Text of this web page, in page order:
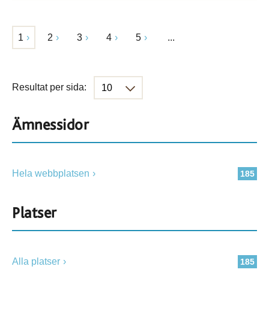
1 2 3 4 5 ...
Resultat per sida:
Ämnessidor
185
Hela webbplatsen
Platser
185
Alla platser